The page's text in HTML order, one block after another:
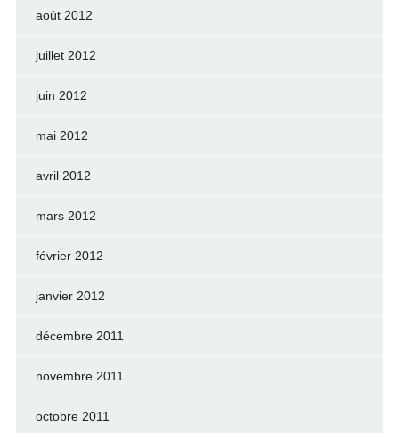
août 2012
juillet 2012
juin 2012
mai 2012
avril 2012
mars 2012
février 2012
janvier 2012
décembre 2011
novembre 2011
octobre 2011